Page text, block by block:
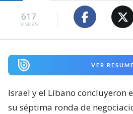
617
visitas
VER
Israel y el Líbano concluyeron
su séptima ronda de